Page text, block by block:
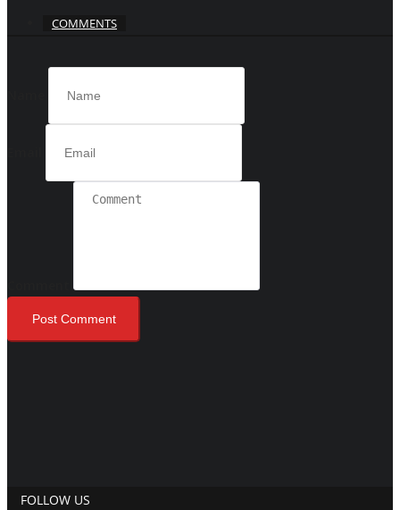
COMMENTS
Post Comment
FOLLOW US